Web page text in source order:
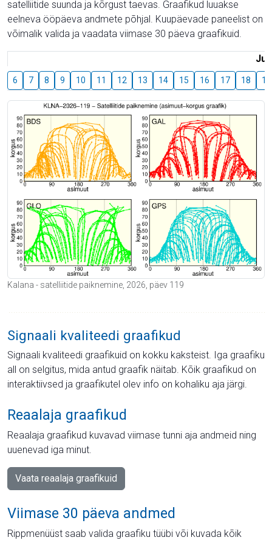
satelliitide suunda ja kõrgust taevas. Graafikud luuakse
eelneva ööpäeva andmete põhjal. Kuupäevade paneelist on
võimalik valida ja vaadata viimase 30 päeva graafikuid.
6 7 8 9 10 11 12 13 14 15 16 17 18 19
Kalana - satelliitide paiknemine, 2026, päev 119
Signaali kvaliteedi graafikud
Signaali kvaliteedi graafikuid on kokku kaksteist. Iga graafiku
all on selgitus, mida antud graafik näitab. Kõik graafikud on
interaktiivsed ja graafikutel olev info on kohaliku aja järgi.
Reaalaja graafikud
Reaalaja graafikud kuvavad viimase tunni aja andmeid ning
uuenevad iga minut.
Vaata reaalaja graafikuid
Viimase 30 päeva andmed
Rippmenüüst saab valida graafiku tüübi või kuvada kõik